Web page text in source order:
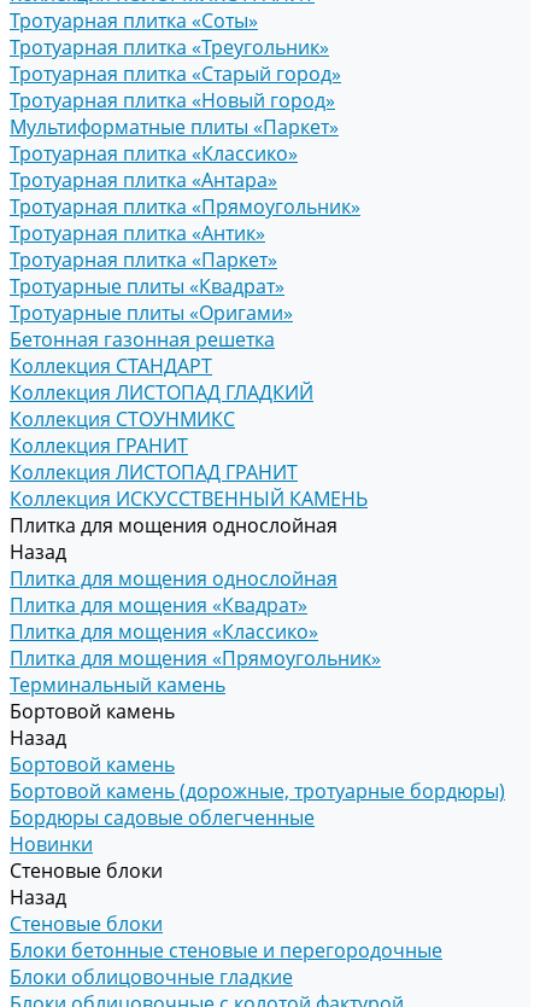
Тротуарная плитка «Соты»
Тротуарная плитка «Треугольник»
Тротуарная плитка «Старый город»
Тротуарная плитка «Новый город»
Мультиформатные плиты «Паркет»
Тротуарная плитка «Классико»
Тротуарная плитка «Антара»
Тротуарная плитка «Прямоугольник»
Тротуарная плитка «Антик»
Тротуарная плитка «Паркет»
Тротуарные плиты «Квадрат»
Тротуарные плиты «Оригами»
Бетонная газонная решетка
Коллекция СТАНДАРТ
Коллекция ЛИСТОПАД ГЛАДКИЙ
Коллекция СТОУНМИКС
Коллекция ГРАНИТ
Коллекция ЛИСТОПАД ГРАНИТ
Коллекция ИСКУССТВЕННЫЙ КАМЕНЬ
Плитка для мощения однослойная
Назад
Плитка для мощения однослойная
Плитка для мощения «Квадрат»
Плитка для мощения «Классико»
Плитка для мощения «Прямоугольник»
Терминальный камень
Бортовой камень
Назад
Бортовой камень
Бортовой камень (дорожные, тротуарные бордюры)
Бордюры садовые облегченные
Новинки
Стеновые блоки
Назад
Стеновые блоки
Блоки бетонные стеновые и перегородочные
Блоки облицовочные гладкие